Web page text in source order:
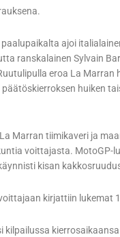
ajoi
ranskalainen Sylvain
eroa La Marran
huiken
Marran tiimikaveri ja
voittajasta. MotoGP-
kisan
kirjattiin lukemat
kilpailussa